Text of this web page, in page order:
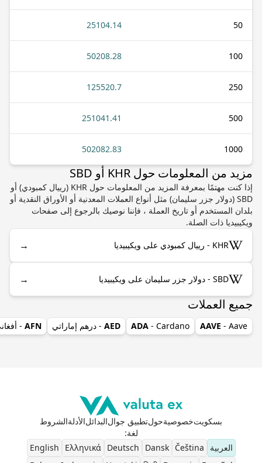
50
25104.14
100
50208.28
250
125520.7
500
251041.41
1000
502082.83
مزيد من المعلومات حول KHR أو SBD
إذا كنت مهتمًا بمعرفة المزيد من المعلومات حول KHR (رييال كمبودي) أو
SBD (دولار جزر سليمان) مثل أنواع العملات المعدنية أو الأوراق النقدية أو
بلدان المستخدم أو تاريخ العملة ، فإننا نوصيك بالرجوع إلى صفحات
ويكيبيديا ذات الصلة.
KHR - رييال كمبودي على ويكيبيديا →
SBD - دولار جزر سليمان على ويكيبيديا →
جميع العملات
AAVE - Aave
ADA - Cardano
AED - درهم إماراتي AFN
-
بسكويتخصوصيةحولتطبيق جوالالبدائلالأدلةالشروط
لغة:
العربية
Čeština
Dansk
Deutsch
Ελληνικά
English